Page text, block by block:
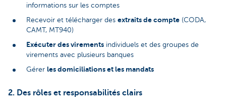
informations sur les comptes
Recevoir et télécharger des extraits de compte (CODA,
CAMT, MT940)
Exécuter des virements individuels et des groupes de
virements avec plusieurs banques
Gérer les domiciliations et les mandats
2. Des rôles et responsabilités clairs